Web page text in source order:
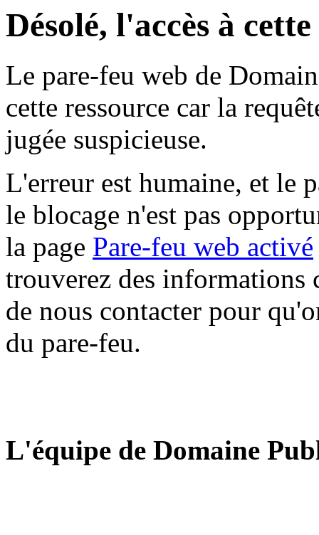
Désolé, l'accès à
Le pare-feu web de
cette ressource car la
jugée suspicieuse.
L'erreur est humaine, et le
le blocage n'est pas
la page Pare-feu web activé
trouverez des informations
de nous contacter pour
du pare-feu.
L'équipe de Domaine